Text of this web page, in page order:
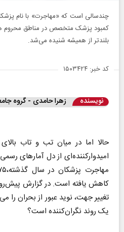
چندسالی است که «مهاجرت» با نام
کمبود پزشک متخصص در مناطق
بلندتر از همیشه شنیده می‌شد.
کد خبر: ۱۵۰۳۴۲۴
نویسنده زهرا حامدی - گروه
حالا اما در میان تب و تاب
امیدوارکننده‌ای از دل آمارهای
کاهش یافته است. در گزارش پیش‌رو
تغییر جهت، نوید عبور از بحران
یک روند نگران‌کننده است؟